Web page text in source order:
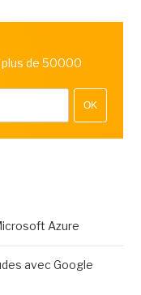
de 50000
OK
Azure
avec Google